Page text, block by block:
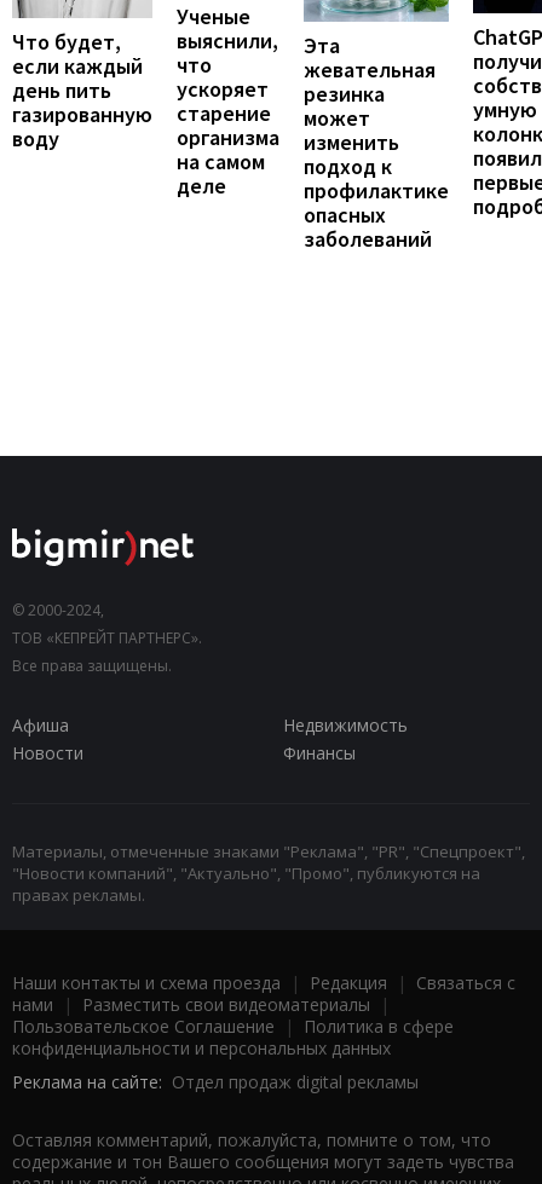
Что будет,
если каждый
день пить
газированную
воду
Ученые
выяснили,
что
ускоряет
старение
организма
на самом
деле
Эта
жевательная
резинка
может
изменить
подход к
профилактике
опасных
заболеваний
умную
© 2000-2024,
ТОВ «КЕПРЕЙТ ПАРТНЕРС».
Все права защищены.
Афиша
Недвижимость
Новости
Финансы
Материалы, отмеченные знаками "Реклама", "PR", "Спецпроект",
"Новости компаний", "Актуально", "Промо", публикуются на
правах рекламы.
Наши контакты и схема проезда | Редакция | Связаться с
нами | Разместить свои видеоматериалы |
Пользовательское Соглашение |
Политика в сфере
конфиденциальности и персональных данных
Реклама на сайте: Отдел продаж digital рекламы
Оставляя комментарий, пожалуйста, помните о том, что
содержание и тон Вашего сообщения могут задеть чувства